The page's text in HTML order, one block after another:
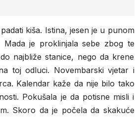
kiša. Istina, jesen je u punom
je proklinjala sebe zbog te
najbliže stanice, nego da krene
toj odluci. Novembarski vjetar i
Kalendar kaže da nije bilo tako
Pokušala je da potisne misli i
Skoro da je počela da skakuće